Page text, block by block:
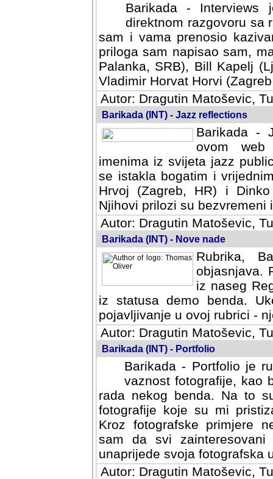
Barikada -
direktnom razgovoru sa
sam i vama prenosio
priloga sam napisao sam,
Palanka, SRB), Bill Kapelj
Vladimir Horvat Horvi
Autor: Dragutin Matoševic,
Barikada (INT) - Jazz reflections
Barikada -
ovom web
imenima iz svijeta jazz
se istakla bogatim i
Hrvoj (Zagreb, HR) i
Njihovi prilozi su bezvremeni
Autor: Dragutin Matoševic,
Barikada (INT) - Nove nade
Rubrika,
objasnjava.
iz naseg
iz statusa demo benda.
pojavljivanje u ovoj rubrici -
Autor: Dragutin Matoševic,
Barikada (INT) - Portfolio
Barikada - Portfolio je
vaznost fotografije, kao
rada nekog benda. Na to
fotografije koje su mi
fotografske primjere
svi zainteresovani
svoja fotografska umijeca.
Autor: Dragutin Matoševic,